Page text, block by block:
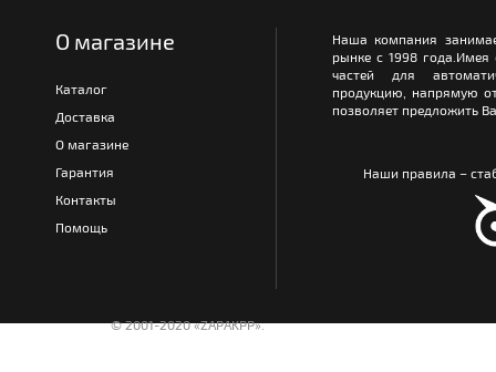
О магазине
Каталог
Доставка
О магазине
Гарантия
Контакты
Помощь
Наша компания
рынке с 1998
частей для
продукцию, напрямую
позволяет предложить
Наши правила –
© 2001-2020 «ZAPAKPP».